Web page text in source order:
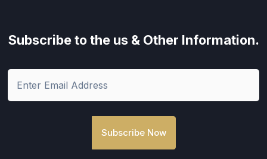
Subscribe to the us & Other Information.
Subscribe Now